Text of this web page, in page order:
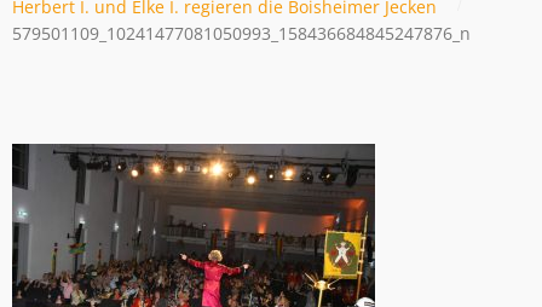
Herbert I. und Elke I. regieren die Boisheimer Jecken
579501109_10241477081050993_158436684845247876_n